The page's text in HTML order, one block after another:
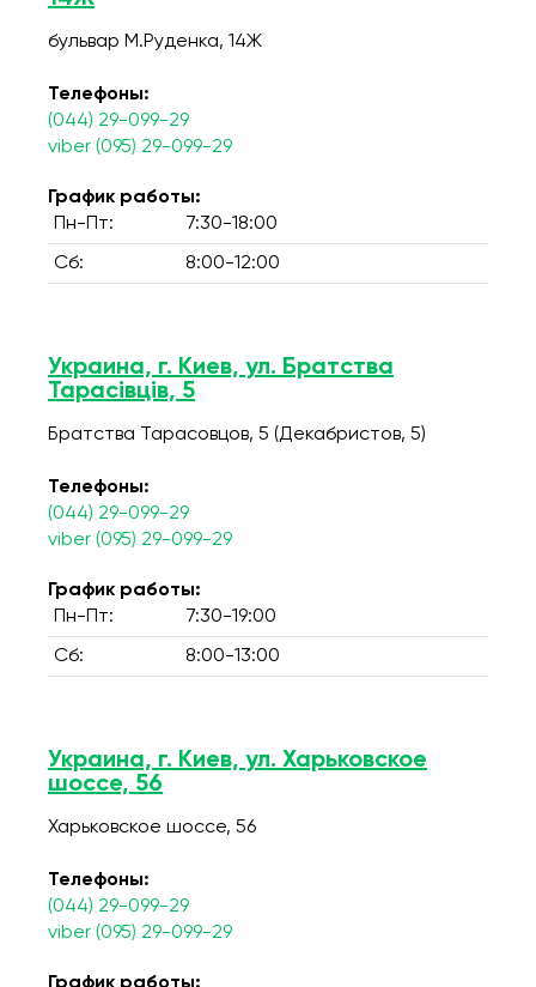
бульвар М.Руденка, 14Ж
Телефоны:
(044) 29-099-29
viber (095) 29-099-29
График работы:
Пн-Пт:
7:30-18:00
Сб: 8:00-12:00
Украина, г. Киев, ул. Братства
Тарасівців, 5
Братства Тарасовцов, 5 (Декабристов, 5)
Телефоны:
(044) 29-099-29
viber (095) 29-099-29
График работы:
Пн-Пт:
7:30-19:00
Сб: 8:00-13:00
Украина, г. Киев, ул. Харьковское
шоссе, 56
Харьковское шоссе, 56
Телефоны:
(044) 29-099-29
viber (095) 29-099-29